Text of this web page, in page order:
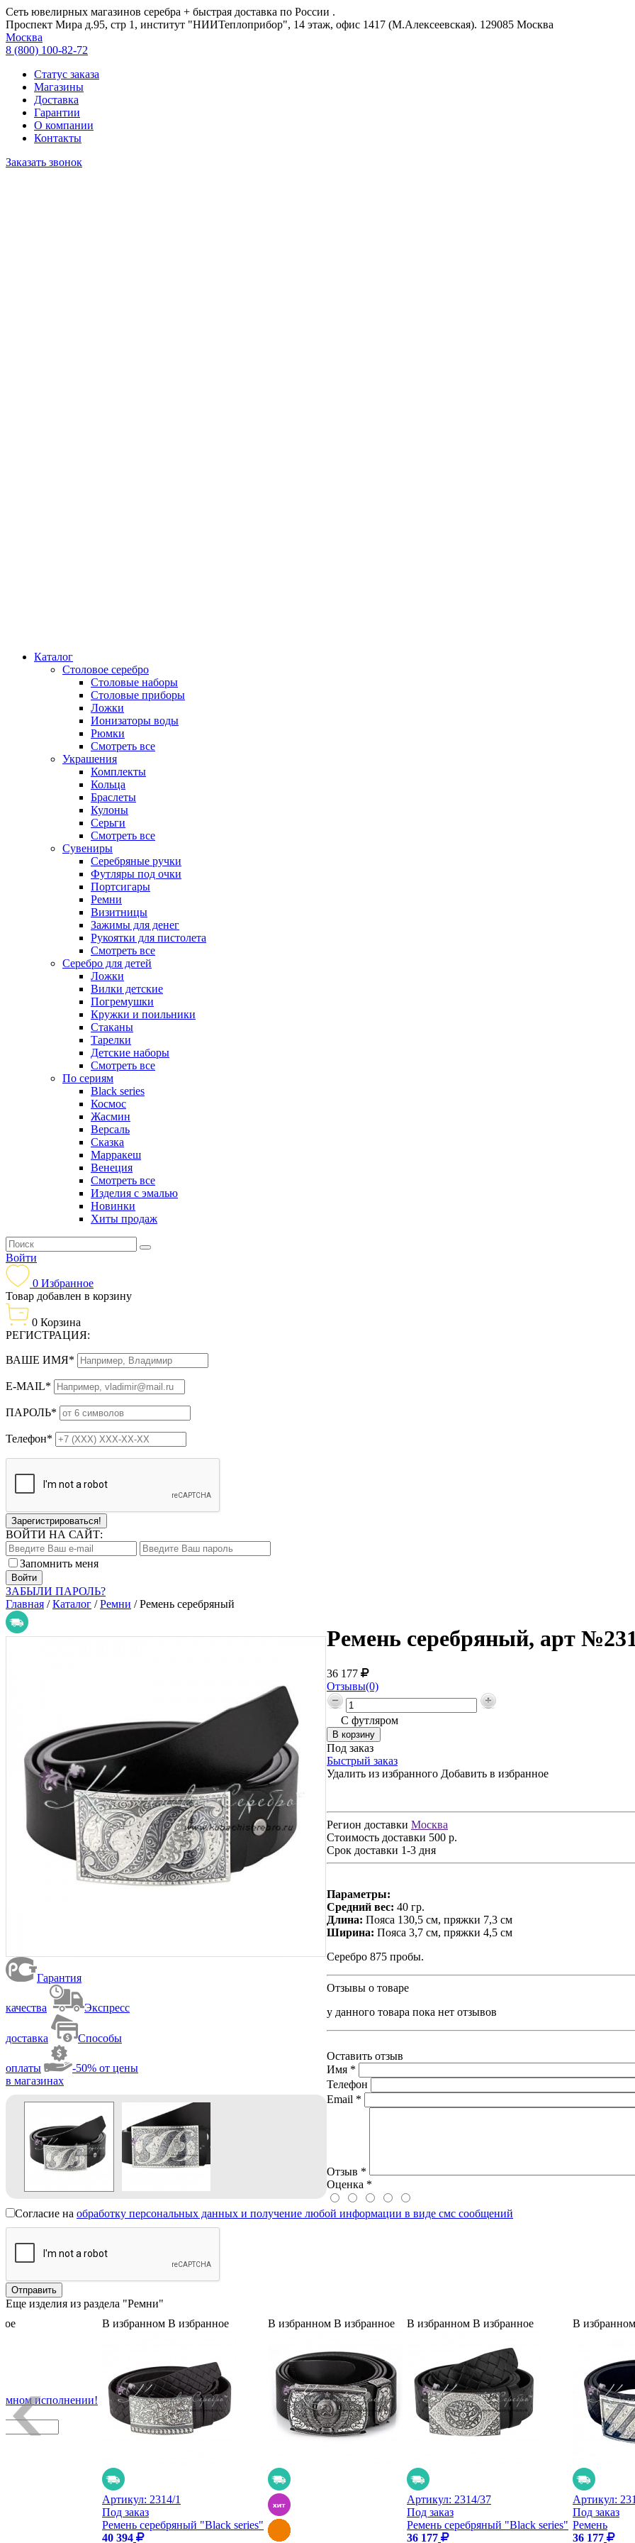
Сеть ювелирных магазинов серебра + быстрая доставка по России .
Проспект Мира д.95, стр 1, институт "НИИТеплоприбор", 14 этаж, офис 1417 (М.Алексеевская). 129085 Москва
Москва
8 (800) 100-82-72
Статус заказа
Магазины
Доставка
Гарантии
О компании
Контакты
Заказать звонок
Каталог
Столовое серебро
Столовые наборы
Столовые приборы
Ложки
Ионизаторы воды
Рюмки
Смотреть все
Украшения
Комплекты
Кольца
Браслеты
Кулоны
Серьги
Смотреть все
Сувениры
Серебряные ручки
Футляры под очки
Портсигары
Ремни
Визитницы
Зажимы для денег
Рукоятки для пистолета
Смотреть все
Серебро для детей
Ложки
Вилки детские
Погремушки
Кружки и поильники
Стаканы
Тарелки
Детские наборы
Смотреть все
По сериям
Black series
Космос
Жасмин
Версаль
Сказка
Марракеш
Венеция
Смотреть все
Изделия с эмалью
Новинки
Хиты продаж
Войти
0 Избранное
Товар добавлен в корзину
0 Корзина
РЕГИСТРАЦИЯ:
ВАШЕ ИМЯ*
E-MAIL*
ПАРОЛЬ*
Телефон*
Зарегистрироваться!
ВОЙТИ НА САЙТ:
Запомнить меня
ЗАБЫЛИ ПАРОЛЬ?
Главная /Каталог /Ремни /Ремень серебряный
Гарантия
качества Экспресс
доставка Способы
оплаты
-50% от цены
в магазинах
Ремень серебряный, арт
36 177
Отзывы(0)
С футляром
Под заказ
Быстрый заказ
Удалить из избранного Добавить в избранное
Регион доставки Москва
Стоимость доставки 500 р.
Срок доставки 1-3 дня
Параметры:
Средний вес: 40 гр.
Длина: Пояса 130,5 см, пряжки 7,3 см
Ширина: Пояса 3,7 см, пряжки 4,5 см
Серебро 875 пробы.
Отзывы о товаре
у данного товара пока нет отзывов
Оставить отзыв
Имя *
Телефон
Email *
Отзыв *
Оценка *
Согласие на обработку персональных данных и получение любой информации в виде смс сообщений
Еще изделия из раздела "Ремни"
исполнении!
В избранном В избранное
Артикул: 2314/1
Под заказ
Ремень серебряный "Black series"
40 394
В избранном В избранное В избранном В избранное
Артикул: 2314/37
Под заказ
Ремень серебряный "Black series"
36 177
В избранном
Артикул:
Под заказ
Ремень
36 177